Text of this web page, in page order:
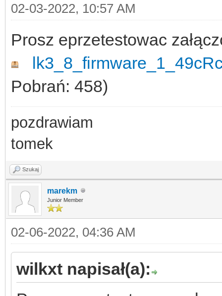
02-03-2022, 10:57 AM
Prosz eprzetestowac
Pobrań: 458)
pozdrawiam
tomek
Szukaj
marekm
Junior Member
02-06-2022, 04:36 AM
wilkxt napisał(a):